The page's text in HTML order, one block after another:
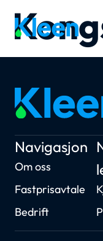
Navigasjon
Om oss
Fastprisavtale
Bedrift